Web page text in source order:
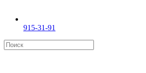
915-31-91